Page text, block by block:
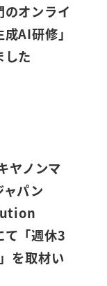
オンライ
AI研修」
した
ヤノンマ
ャパン
「週休3
を取材い